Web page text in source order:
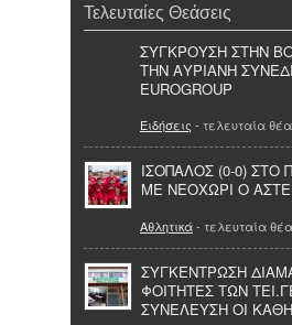
Τελευταίες Θεάσεις
ΣΥΓΚΡΟΥΣΗ ΣΤΗΝ
ΤΗΝ ΑΥΡΙΑΝΗ
EUROGROUP
Ειδήσεις - τελευταία
ΙΣΟΠΑΛΟΣ (0-0) ΣΤΟ
ΜΕ ΝΕΟΧΩΡΙ Ο
Αθλητικά- τελευταία
ΣΥΓΚΕΝΤΡΩΣΗ
ΦΟΙΤΗΤΕΣ ΤΩΝ
ΣΥΝΕΛΕΥΣΗ ΟΙ